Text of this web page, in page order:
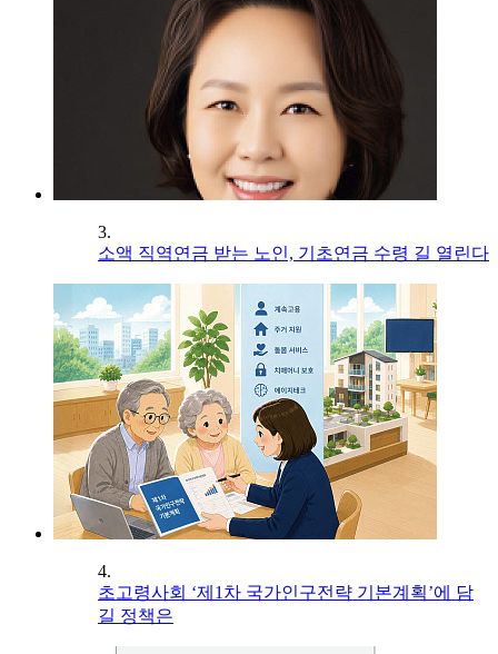
3.
소액 직역연금 받는 노인, 기초연금 수령 길 열린다
4.
초고령사회 ‘제1차 국가인구전략 기본계획’에 담
길 정책은